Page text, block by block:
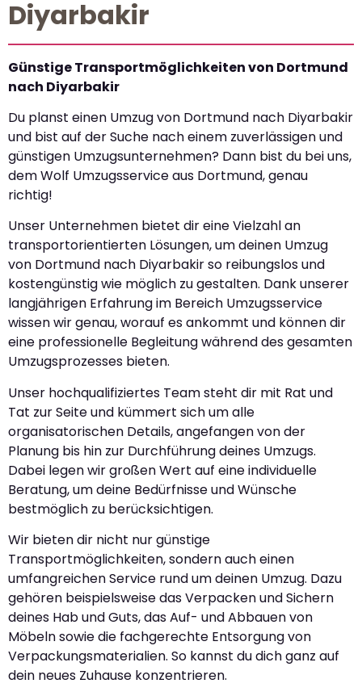
Diyarbakir
Günstige Transportmöglichkeiten von Dortmund
nach Diyarbakir
Du planst einen Umzug von Dortmund nach Diyarbakir
und bist auf der Suche nach einem zuverlässigen und
günstigen Umzugsunternehmen? Dann bist du bei uns,
dem Wolf Umzugsservice aus Dortmund, genau
richtig!
Unser Unternehmen bietet dir eine Vielzahl an
transportorientierten Lösungen, um deinen Umzug
von Dortmund nach Diyarbakir so reibungslos und
kostengünstig wie möglich zu gestalten. Dank unserer
langjährigen Erfahrung im Bereich Umzugsservice
wissen wir genau, worauf es ankommt und können dir
eine professionelle Begleitung während des gesamten
Umzugsprozesses bieten.
Unser hochqualifiziertes Team steht dir mit Rat und
Tat zur Seite und kümmert sich um alle
organisatorischen Details, angefangen von der
Planung bis hin zur Durchführung deines Umzugs.
Dabei legen wir großen Wert auf eine individuelle
Beratung, um deine Bedürfnisse und Wünsche
bestmöglich zu berücksichtigen.
Wir bieten dir nicht nur günstige
Transportmöglichkeiten, sondern auch einen
umfangreichen Service rund um deinen Umzug. Dazu
gehören beispielsweise das Verpacken und Sichern
deines Hab und Guts, das Auf- und Abbauen von
Möbeln sowie die fachgerechte Entsorgung von
Verpackungsmaterialien. So kannst du dich ganz auf
dein neues Zuhause konzentrieren.